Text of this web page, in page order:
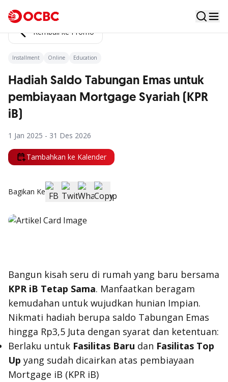
Kembali ke Promo
Installment Online Education
Hadiah Saldo Tabungan Emas untuk
pembiayaan Mortgage Syariah (KPR
iB)
1 Jan 2025 - 31 Des 2026
Tambahkan ke Kalender
Bagikan Ke
Bangun kisah seru di rumah yang baru bersama
KPR iB Tetap Sama. Manfaatkan beragam
kemudahan untuk wujudkan hunian Impian.
Nikmati hadiah berupa saldo Tabungan Emas
hingga Rp3,5 Juta dengan syarat dan ketentuan:
Berlaku untuk Fasilitas Baru dan Fasilitas Top
Up yang sudah dicairkan atas pembiayaan
Mortgage iB (KPR iB)